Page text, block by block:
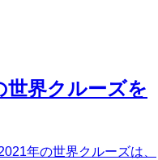
界クルーズを
年の世界クルーズは、